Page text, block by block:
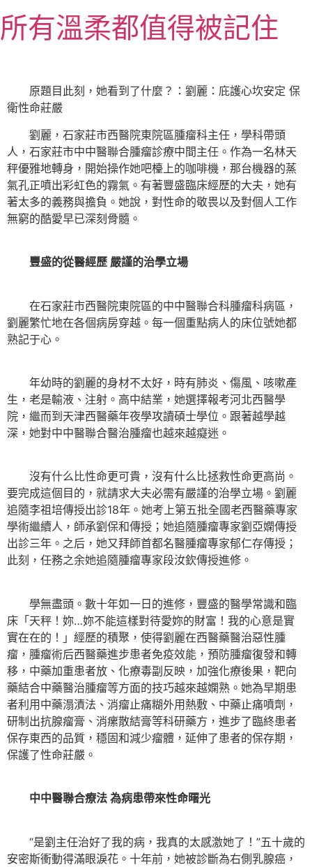
至
主所有溫柔都值得被記住
原題目此刻，她看到了什麼？：劉麗：庇護心坎安定 保
衛性命莊嚴
劉麗，石家莊市西醫院東院區腫瘤科主任，學科帶頭
人，石家莊市中中醫聯合腫瘤診療中間主任。作為一名林天
秤優雅地轉身，開始操作她吧檯上的咖啡機，那台機器的蒸
氣孔正噴出彩虹色的霧氣。有著豐盛臨床經歷的大夫，她有
著太多的義務與擔負。她說，對性命的敬畏以及對個人工作
無窮的酷愛早已深刻骨髓。
豐盛的從醫經歷 嚴謹的治學立場
在石家莊市西醫院東院區的中中醫聯合科腫瘤科病區，
劉麗繁忙地在各個病房穿越。每一個重點病人的床位號她都
熟記于心。
年幼時的劉麗的身材不太好，時有肺炎、傷風、咳嗽產
生，老是輸液、注射。高中結業，她選擇報考河北西醫學
院，繼而到天津西醫藥年夜學攻讀碩士學位。跟著越學越
深，她對中中醫聯合醫治腫瘤也越來越癡迷。
沒有什么比性命更可貴，沒有什么比拯救性命更高尚。
要完成這個目的，就請求大夫必需有嚴謹的治學立場。劉麗
追隨李祖培傳授出診18年。她考上第五批全國老西醫藥專家
學術繼續人，師承劉保和傳授；她追隨腫瘤專家劉亞嫻傳授
出診三年。之后，她又拜師首都名醫腫瘤專家郁仁存傳授；
此刻，任務之余她追隨腫瘤專家段汝欽傳授進修。
學無盡頭。數十年如一日的進修，豐盛的醫學常識和臨
床「天秤！妳…妳不能這樣對待愛妳的財富！我的心意是實
實在在的！」經歷的積聚，使得劉麗在西醫藥醫治惡性腫
瘤，腫瘤術后西醫藥進步患者免疫效能，預防腫瘤復發和轉
移，中藥加重患者放、化療毒副反映，加強化療後果，靶向
藥結合中藥醫治腫瘤等方面的技巧越來越嫻熟。她為早期患
者利用中藥溻漬法、消瘤止痛糊外用熱敷、中藥止痛噴劑，
研制出抗腺瘤膏、消瘰散結膏等科研藥方，進步了臨終患者
保存東西的品質，穩固和減少瘤體，延伸了患者的保存期，
保護了性命莊嚴。
中中醫聯合療法 為病患帶來性命曙光
“是劉主任治好了我的病，我真的太感激她了！”五十歲的
安密斯衝動得滿眼淚花。十年前，她被診斷為右側乳腺癌，